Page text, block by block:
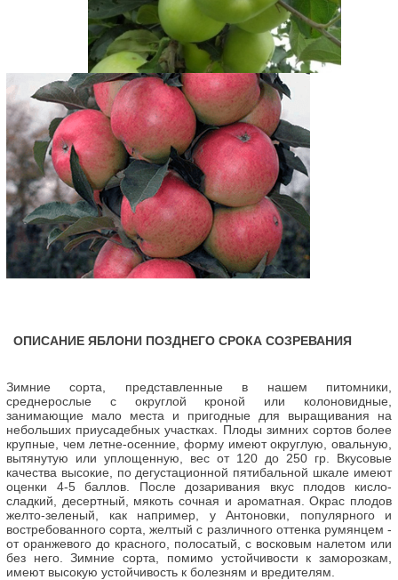
ОПИСАНИЕ ЯБЛОНИ ПОЗДНЕГО СРОКА СОЗРЕВАНИЯ
Зимние сорта, представленные в нашем питомники,
среднерослые с округлой кроной или колоновидные,
занимающие мало места и пригодные для выращивания на
небольших приусадебных участках. Плоды зимних сортов более
крупные, чем летне-осенние, форму имеют округлую, овальную,
вытянутую или уплощенную, вес от 120 до 250 гр. Вкусовые
качества высокие, по дегустационной пятибальной шкале имеют
оценки 4-5 баллов. После дозаривания вкус плодов кисло-
сладкий, десертный, мякоть сочная и ароматная. Окрас плодов
желто-зеленый, как например, у Антоновки, популярного и
востребованного сорта, желтый с различного оттенка румянцем -
от оранжевого до красного, полосатый, с восковым налетом или
без него. Зимние сорта, помимо устойчивости к заморозкам,
имеют высокую устойчивость к болезням и вредителям.